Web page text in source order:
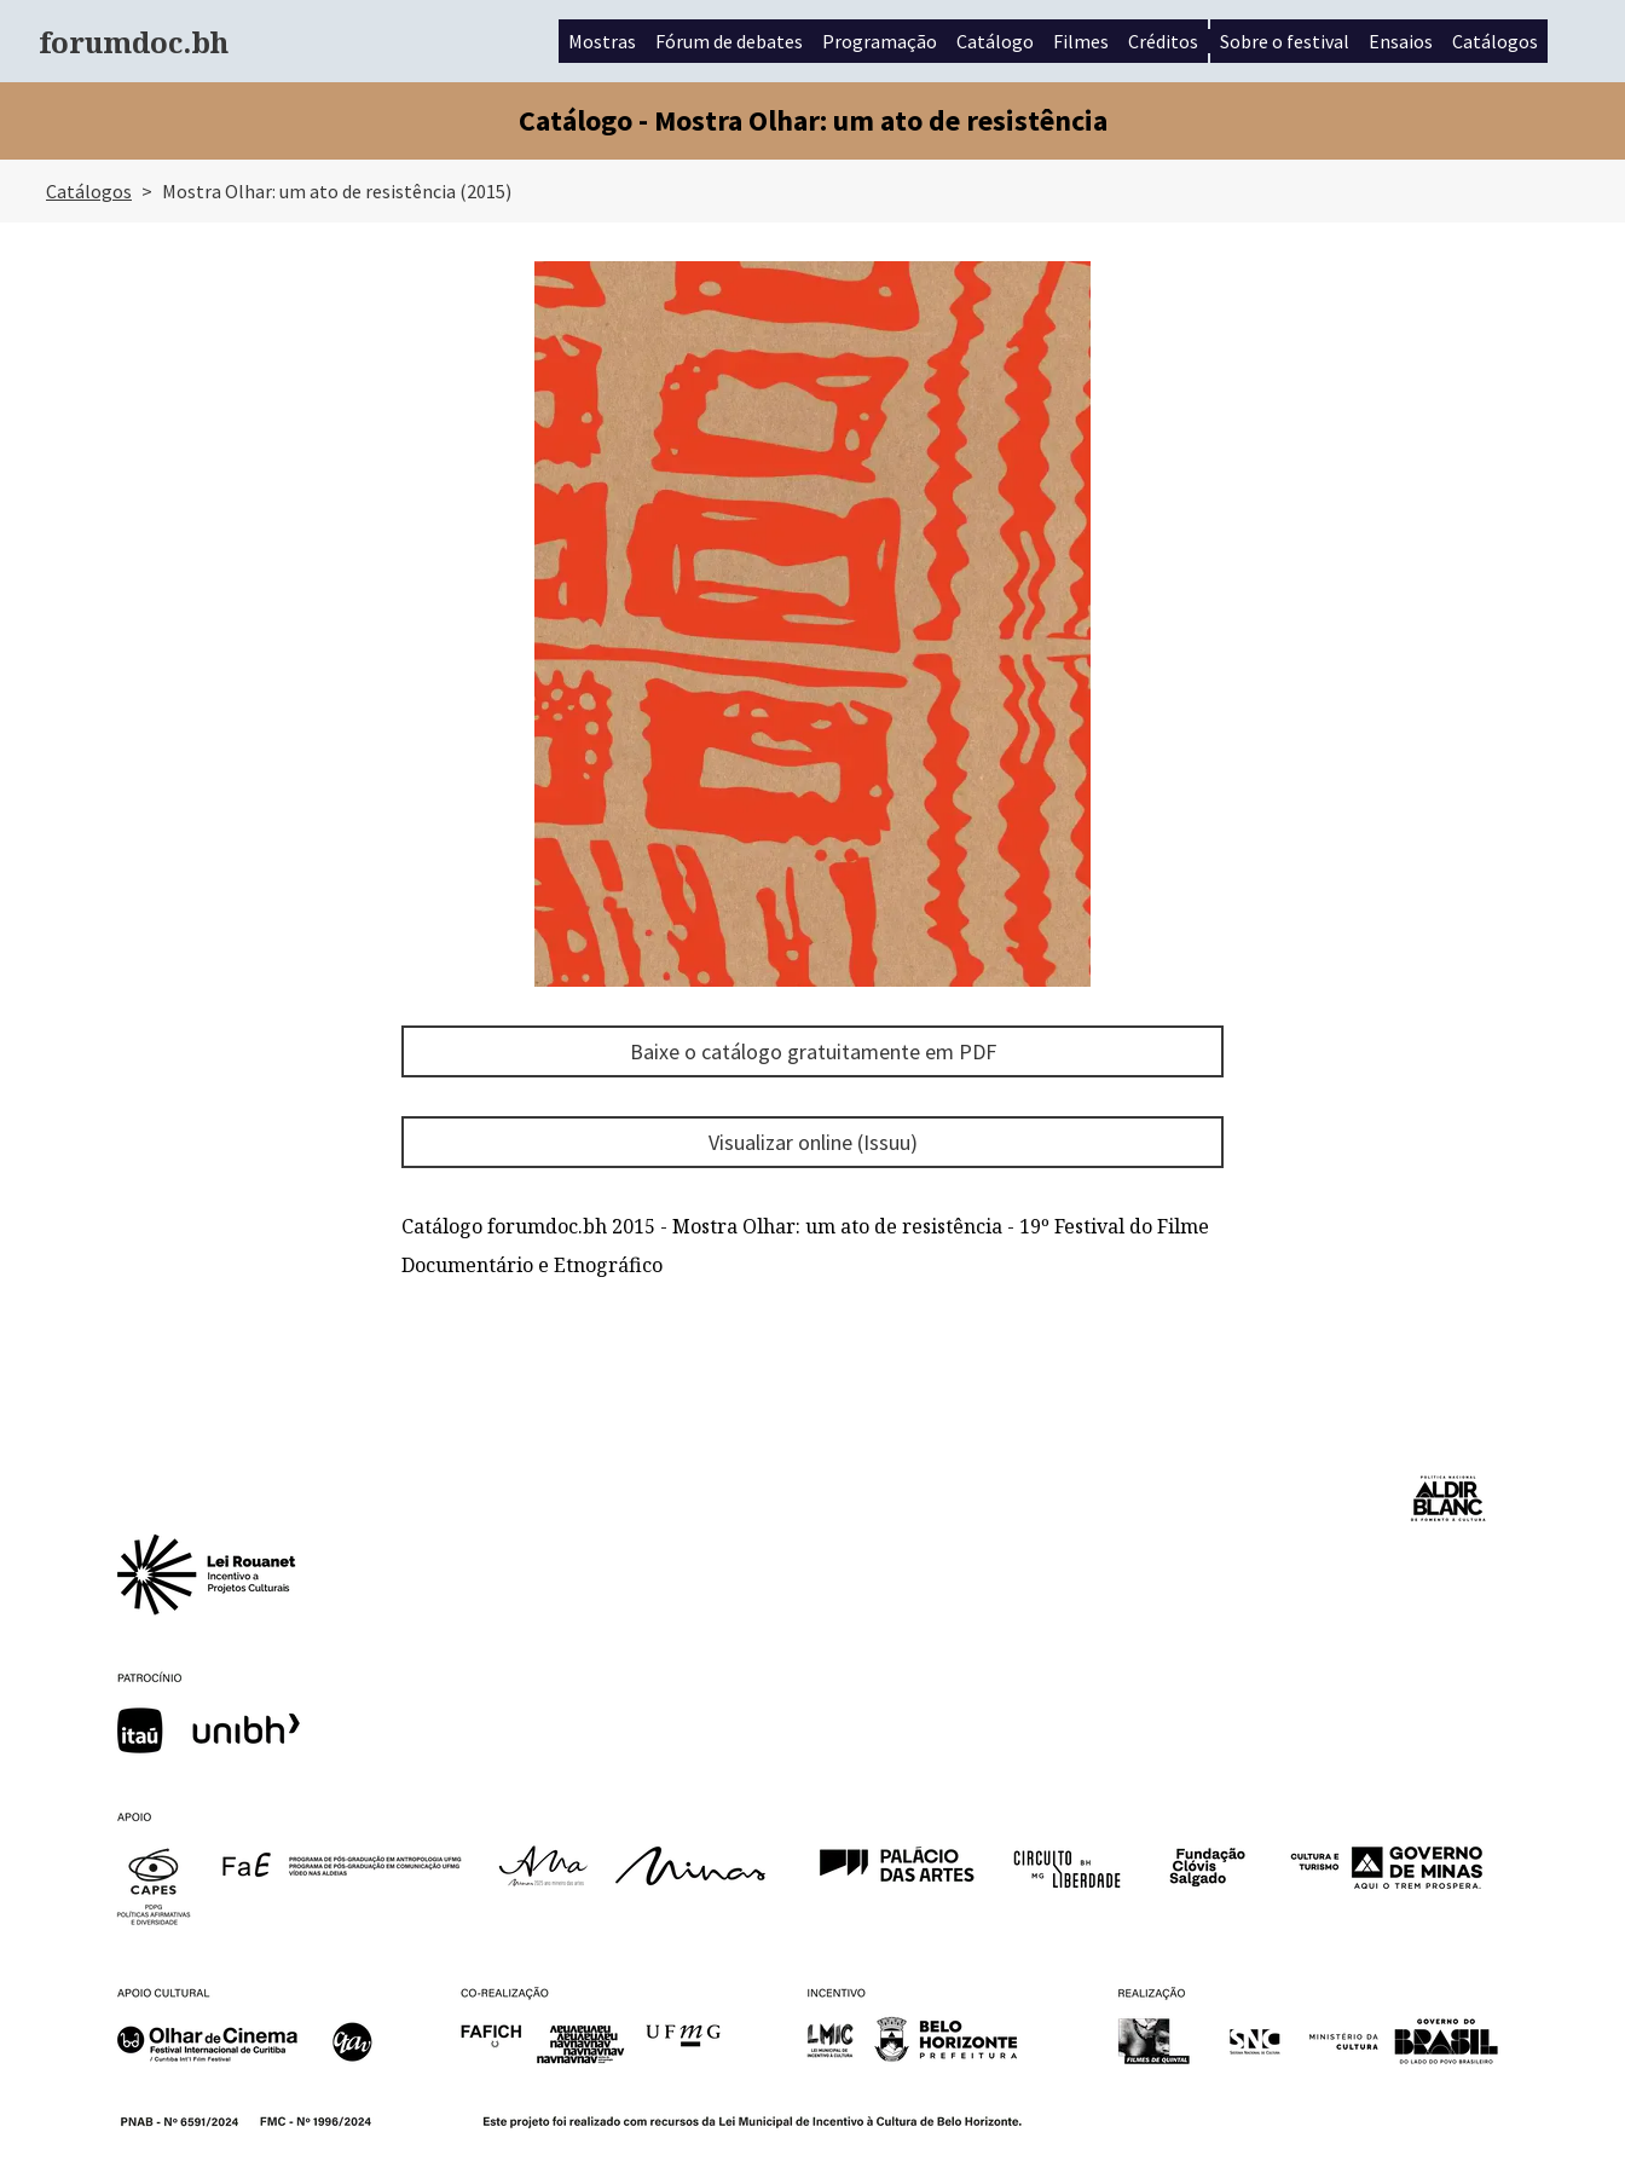
forumdoc.bh Mostras Fórum de debates Programação Catálogo Filmes Créditos Sobre o festival Ensaios Catálogos
Catálogo - Mostra Olhar: um ato de resistência
Catálogos Mostra Olhar: um ato de resistência (2015)
Baixe o catálogo gratuitamente em PDF
Visualizar online (Issuu)
Catálogo forumdoc.bh 2015 - Mostra Olhar: um ato de resistência - 19º Festival do Filme
Documentário e Etnográfico